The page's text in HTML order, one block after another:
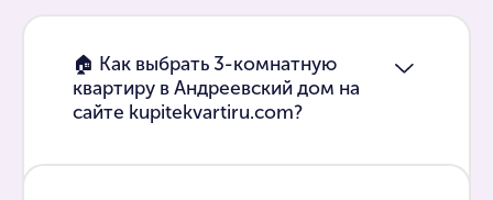
🏠 Как выбрать 3-комнатную
квартиру в Андреевский дом на
сайте kupitekvartiru.com?